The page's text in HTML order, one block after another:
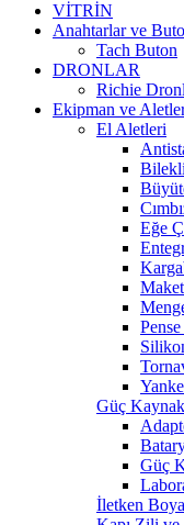
VİTRİN
Anahtarlar ve
Tach Buton
DRONLAR
Richie
Ekipman ve
El Aletleri
Eğe
Güç
Güç
İletken